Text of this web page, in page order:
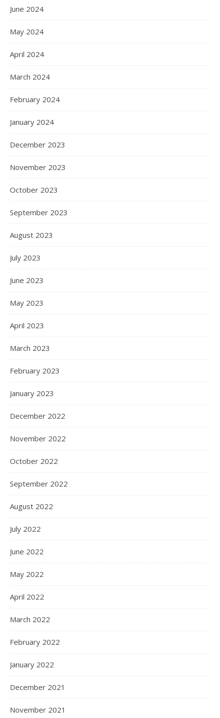
June 2024
May 2024
April 2024
March 2024
February 2024
January 2024
December 2023
November 2023
October 2023
September 2023
August 2023
July 2023
June 2023
May 2023
April 2023
March 2023
February 2023
January 2023
December 2022
November 2022
October 2022
September 2022
August 2022
July 2022
June 2022
May 2022
April 2022
March 2022
February 2022
January 2022
December 2021
November 2021